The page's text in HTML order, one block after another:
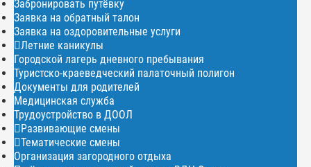
Забронировать путёвку
Заявка на обратный талон
Заявка на оздоровительные услуги
Летние каникулы
Городской лагерь дневного пребывания
Туристско-краеведческий палаточный полигон
Документы для родителей
Медицинская служба
Трудоустройство в ДООЛ
Развивающие смены
Тематические смены
Организация загородного отдыха